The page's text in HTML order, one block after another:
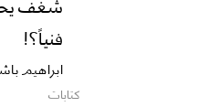
فنياً؟!
ابراهيم
كتابات